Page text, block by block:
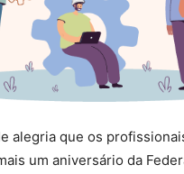
alegria que os
um aniversário da